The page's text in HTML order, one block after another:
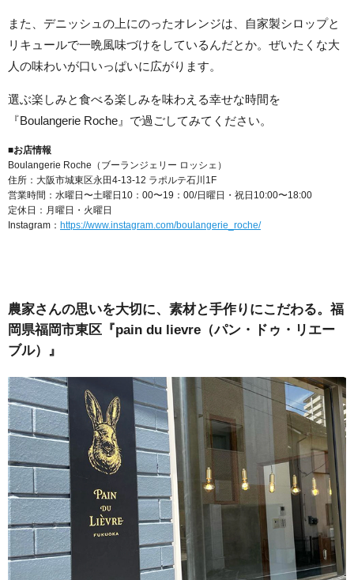
また、デニッシュの上にのったオレンジは、自家製シロップと
リキュールで一晩風味づけをしているんだとか。ぜいたくな大
人の味わいが口いっぱいに広がります。
選ぶ楽しみと食べる楽しみを味わえる幸せな時間を
『Boulangerie Roche』で過ごしてみてください。
■お店情報
Boulangerie Roche（ブーランジェリー ロッシェ）
住所：大阪市城東区永田4-13-12 ラポルテ石川1F
営業時間：水曜日〜土曜日10：00〜19：00/日曜日・祝日10:00〜18:00
定休日：月曜日・火曜日
Instagram： https://www.instagram.com/boulangerie_roche/
農家さんの思いを大切に、素材と手作りにこだわる。福
岡県福岡市東区『pain du lievre（パン・ドゥ・リエー
ブル）』